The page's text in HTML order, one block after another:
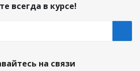
всегда в курсе!
на связи